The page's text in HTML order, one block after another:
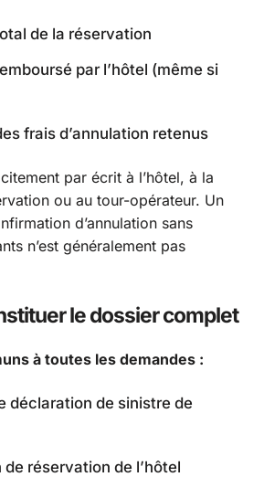
de la réservation
par l’hôtel (même si
frais d’annulation retenus
par écrit à l’hôtel, à la
ou au tour-opérateur. Un
d’annulation sans
n’est généralement pas
le dossier complet
à toutes les demandes :
déclaration de sinistre de
réservation de l’hôtel